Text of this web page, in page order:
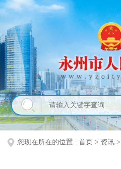
您现在所在的位置 : 首页 > 资讯 >